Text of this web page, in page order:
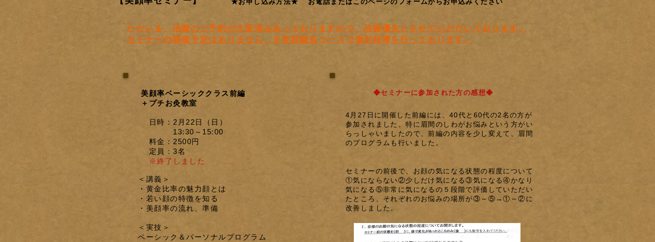
ただいま、治療のご予約が大変混みあっておりますので、治療優先とさせていただいております。
セミナーの開催予定はありません。※美容鍼灸コースで個別指導を行っております。
美顔率ベーシッククラス前編
＋プチお灸教室
日時：2月22日（日）
13:30～ 15:00
料金：2500円
定員：3名
※終了しました
＜講義＞
・黄金 比率の魅力顔とは
・若い顔の特徴を知る
・美顔率の流れ、 準備
＜実技＞
ベーシック＆パーソナルプログラム
◆セミナーに参加された方の感想◆
4月27日に開催した前編には、40代と60代の2名の方が
参加されました。特に 眉間のしわがお悩みという方がい
らっしゃいましたので、前編の内容を少し変えて、眉間
のプログラムも行いました。
セミナーの前後で、お顔の気になる状態の程度について
①気にならない②少しだけ気になる③気になる④かなり
気になる⑤非常に気になるの５段階で評価していただい
たところ、それぞれのお悩みの場所が③～⑤→①～②に
改善しました。